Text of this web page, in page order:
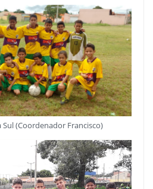
Sul (Coordenador Francisco)